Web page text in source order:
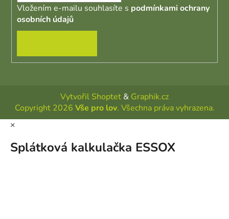
Vložením e-mailu souhlasíte s podmínkami ochrany
osobních údajů
Vytvořil Shoptet & Graphik.cz
Copyright 2026 Vše pro lov. Všechna práva vyhrazena.
×
Splátková kalkulačka ESSOX